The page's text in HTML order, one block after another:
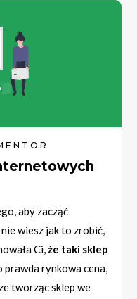
aby zacząć
wiesz jak to zrobić,
Ci,że taki sklep
prawda rynkowa cena,
tworząc sklep we